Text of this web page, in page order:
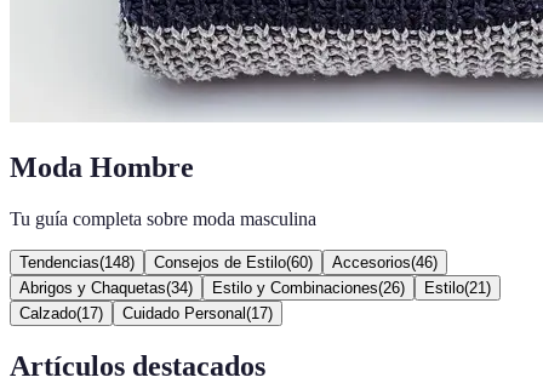
Moda Hombre
Tu guía completa sobre moda masculina
Tendencias(148) Consejos de Estilo(60) Accesorios(46)
Abrigos y Chaquetas(34) Estilo y Combinaciones(26) Estilo(21 )
Calzado(17) Cuidado Personal (17)
Artículos destacados